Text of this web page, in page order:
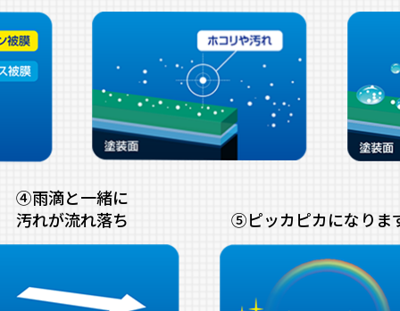
④雨滴と一緒に
汚れが流れ落ち
⑤ピッカピカになりま